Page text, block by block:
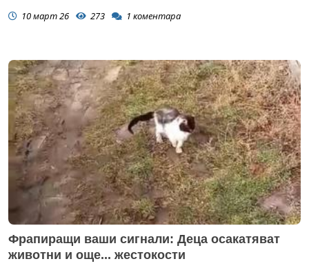
10 март 26 273 1 коментара
Фрапиращи ваши сигнали: Деца осакатяват
животни и още... жестокости